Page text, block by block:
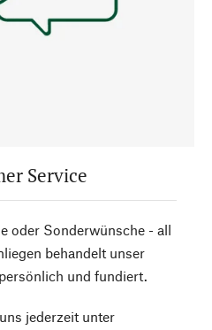
Service
oder Sonderwünsche - all
behandelt unser
und fundiert.
jederzeit unter